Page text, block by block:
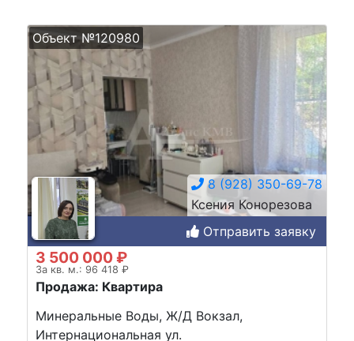
Объект №120980
8 (928) 350-69-78
Ксения Конорезова
Отправить заявку
3 500 000 ₽
За кв. м.: 96 418 ₽
Продажа: Квартира
Минеральные Воды, Ж/Д Вокзал,
Интернациональная ул.